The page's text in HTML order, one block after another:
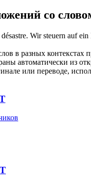
со
désastre. Wir steuern auf ein
в разных контекстах
автоматически из
или переводе,